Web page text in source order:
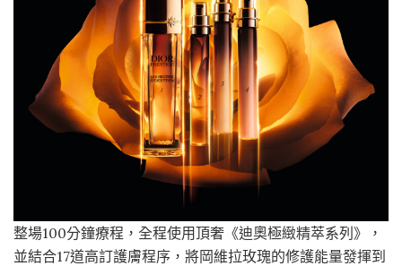
整場100分鐘療程，全程使用頂奢《迪奧極緻精萃系列》，
並結合17道高訂護膚程序，將岡維拉玫瑰的修護能量發揮到